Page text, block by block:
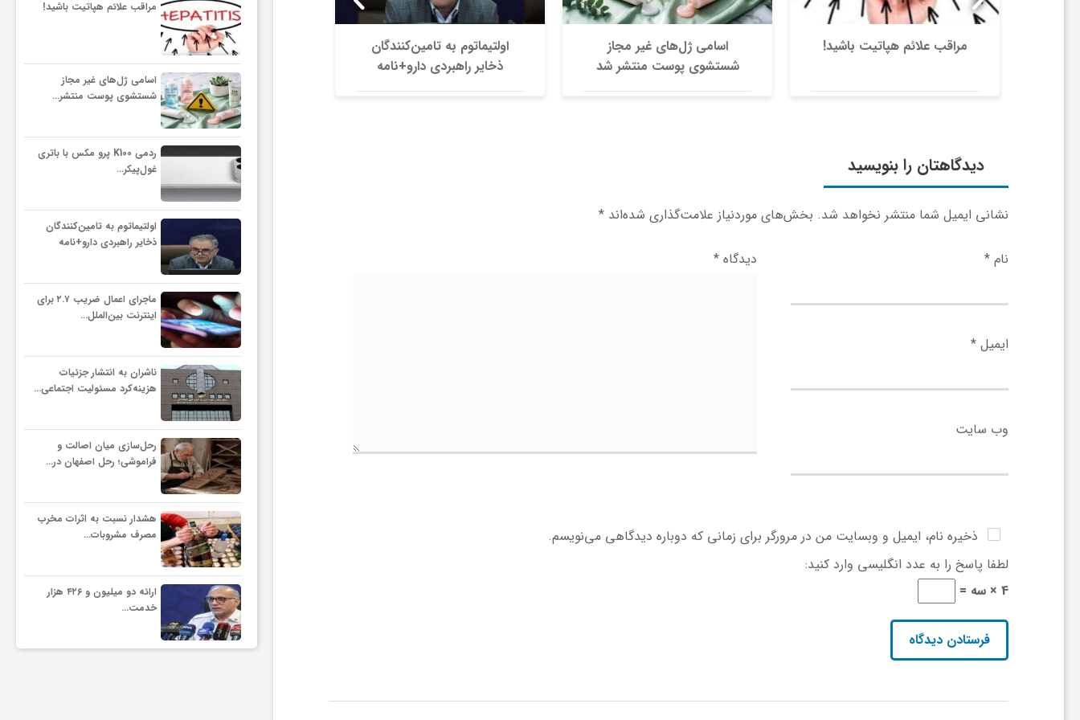
مراقب علائم هپاتیت باشید!
اسامی ژل‌های غیر مجاز
شستشوی پوست منتشر شد
اولتیماتوم به تامین‌کنندگان
ذخایر راهبردی دارو+نامه
هشدار نسبت به اثرات مخرب
مصرف مشروبات الکلی
خدمت
دیدگاهتان را بنویسید
نشانی ایمیل شما منتشر نخواهد شد. بخش‌های موردنیاز علامت‌گذاری شده‌اند *
دیدگاه* نام *
ایمیل *
وب‌ سایت
ذخیره نام، ایمیل و وبسایت من در مرورگر برای زمانی که دوباره دیدگاهی می‌نویسم.
لطفا پاسخ را به عدد انگلیسی وارد کنید:
4 × سه =
مراقب علائم هپاتیت باشید!
اسامی ژل‌های غیر مجاز
شستشوی پوست منتشر…
ردمی K100 پرو مکس با باتری
غول‌پیکر…
اولتیماتوم به تامین‌کنندگان
ذخایر راهبردی دارو+نامه
ماجرای اعمال ضریب ۲.۷ برای
اینترنت بین‌الملل…
ناشران به انتشار جزئیات
هزینه‌کرد مسئولیت اجتماعی…
رحل‌سازی میان اصالت و
فراموشی؛ رحل اصفهان در…
هشدار نسبت به اثرات مخرب
مصرف مشروبات…
ارائه دو میلیون و ۴۲۶ هزار
خدمت…